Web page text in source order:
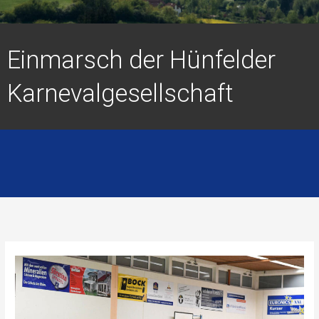
Einmarsch der Hünfelder
Karnevalgesellschaft